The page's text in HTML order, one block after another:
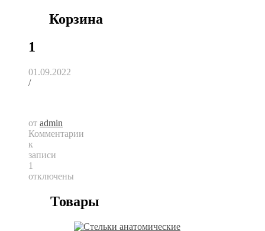
Корзина
1
01.09.2022
/
от admin
Комментарии
к
записи
1
отключены
Товары